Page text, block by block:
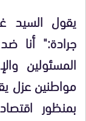
يقول السيد
جرادة:" أنا
المسئولين
مواطنين عزل
بمنظور